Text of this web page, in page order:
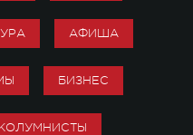
АФИША
БИЗНЕС